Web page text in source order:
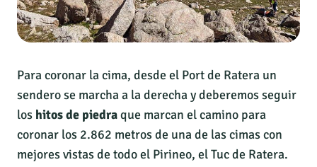
Para coronar la cima, desde el Port de Ratera un
sendero se marcha a la derecha y deberemos seguir
los hitos de piedraque marcan el camino para
coronar los 2.862 metros de una de las cimas con
mejores vistas de todo el Pirineo, el Tuc de Ratera.